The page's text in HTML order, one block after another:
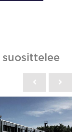
suosittelee